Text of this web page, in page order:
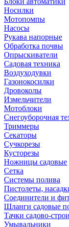
Носилки
Мотопомпы
Насосы
Рукава напорные
Обработка почвы
Опрыскиватели
Садовая техника
Воздуходувки
Газонокосилки
Дровоколы
Измельчители
Мотоблоки
Снегоуборочная
Триммеры
Секаторы
Сучкорезы
Кусторезы
Ножницы садовые
Сетка
Системы полива
Пистолеты,
Соединители и
Шланги садовые
Тачки садово-
Умывальники